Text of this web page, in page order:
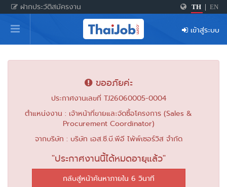
ฝากประวัติสมัครงาน TH EN
หน้าหลัก
ผู้สมัครงาน: เข้าสู่ระบบ
ฝากประวัติสมัครงาน
สำหรับผู้ประกอบการ
เข้าสู่ระบบ
ขออภัยค่ะ
ประกาศงานเลขที่ TJ26060005-0004
ตำแหน่งงาน : เจ้าหน้าที่ขายและจัดซื้อโครงการ (Sales &
Procurement Coordinator)
จากบริษัท : บริษัท เอส.ซี.บี.พีอี ไพ้พ์เซอร์วิส จำกัด
"ประกาศงานนี้ได้หมดอายุแล้ว"
กลับสู่หน้าค้นหาภายใน 6 วินาที